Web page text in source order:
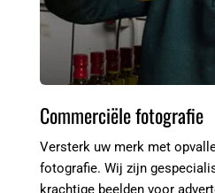
Commerciële fotografie
Versterk uw merk met
fotografie. Wij zijn
krachtige beelden voor